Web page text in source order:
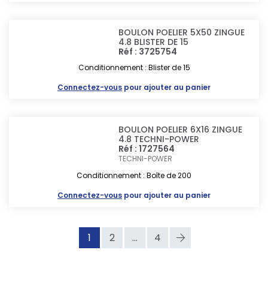
BOULON POELIER 5X50 ZINGUE
4.8 BLISTER DE 15
Réf : 3725754
Conditionnement : Blister de 15
Connectez-vous pour ajouter au panier
BOULON POELIER 6X16 ZINGUE
4.8 TECHNI-POWER
Réf : 1727564
TECHNI-POWER
Conditionnement : Boîte de 200
Connectez-vous pour ajouter au panier
1 2 ... 4